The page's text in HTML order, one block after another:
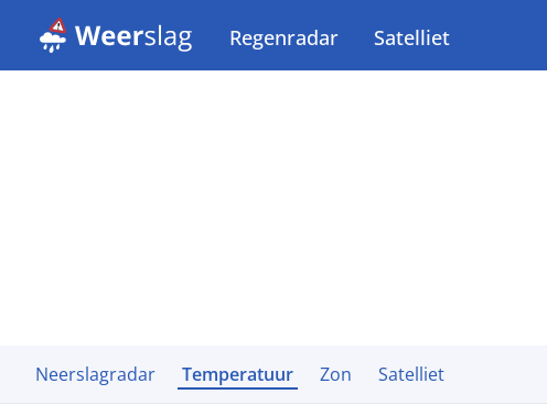
Regenradar Satelliet
Neerslagradar Temperatuur Zon Satelliet